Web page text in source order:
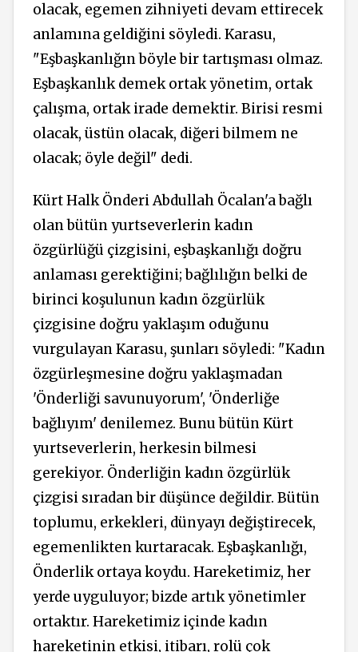
olacak, egemen zihniyeti devam ettirecek
anlamına geldiğini söyledi. Karasu,
"Eşbaşkanlığın böyle bir tartışması olmaz.
Eşbaşkanlık demek ortak yönetim, ortak
çalışma, ortak irade demektir. Birisi resmi
olacak, üstün olacak, diğeri bilmem ne
olacak; öyle değil" dedi.
Kürt Halk Önderi Abdullah Öcalan'a bağlı
olan bütün yurtseverlerin kadın
özgürlüğü çizgisini, eşbaşkanlığı doğru
anlaması gerektiğini; bağlılığın belki de
birinci koşulunun kadın özgürlük
çizgisine doğru yaklaşım oduğunu
vurgulayan Karasu, şunları söyledi: "Kadın
özgürleşmesine doğru yaklaşmadan
'Önderliği savunuyorum', 'Önderliğe
bağlıyım' denilemez. Bunu bütün Kürt
yurtseverlerin, herkesin bilmesi
gerekiyor. Önderliğin kadın özgürlük
çizgisi sıradan bir düşünce değildir. Bütün
toplumu, erkekleri, dünyayı değiştirecek,
egemenlikten kurtaracak. Eşbaşkanlığı,
Önderlik ortaya koydu. Hareketimiz, her
yerde uyguluyor; bizde artık yönetimler
ortaktır. Hareketimiz içinde kadın
hareketinin etkisi, itibarı, rolü çok